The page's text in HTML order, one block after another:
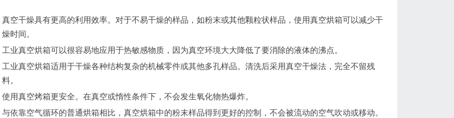
真空干燥具有更高的利用效率。对于不易干燥的样品，如粉末或其他颗粒状样品，使用真空烘箱可以减少干
燥时间。
工业真空烘箱可以很容易地应用于热敏感物质，因为真空环境大大降低了要消除的液体的沸点。
工业真空烘箱适用于干燥各种结构复杂的机械零件或其他多孔样品。清洗后采用真空干燥法，完全不留残
料。
使用真空烤箱更安全。在真空或惰性条件下，不会发生氧化物热爆炸。
与依靠空气循环的普通烘箱相比，真空烘箱中的粉末样品得到更好的控制，不会被流动的空气吹动或移动。